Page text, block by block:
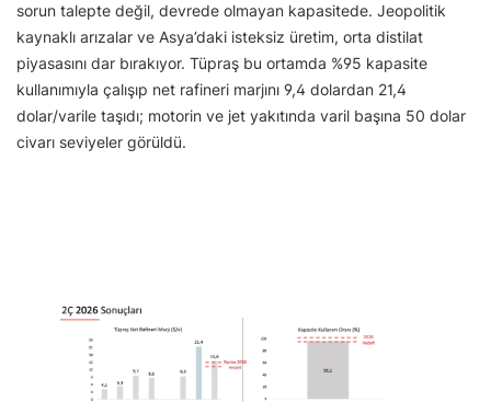
sorun talepte değil, devrede olmayan kapasitede. Jeopolitik
kaynaklı arızalar ve Asya’daki isteksiz üretim, orta distilat
piyasasını dar bırakıyor. Tüpraş bu ortamda %95 kapasite
kullanımıyla çalışıp net rafineri marjını 9,4 dolardan 21,4
dolar/varile taşıdı; motorin ve jet yakıtında varil başına 50 dolar
civarı seviyeler görüldü.